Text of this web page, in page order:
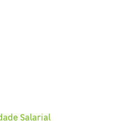
Salarial